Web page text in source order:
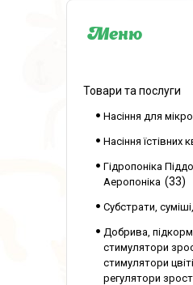
Товари та послуги
Насіння для
Насіння їстівних
Гідропоніка
Аеропоніка
33
Субстрати,
Добрива,
стимулятори
стимулятори
регулятори